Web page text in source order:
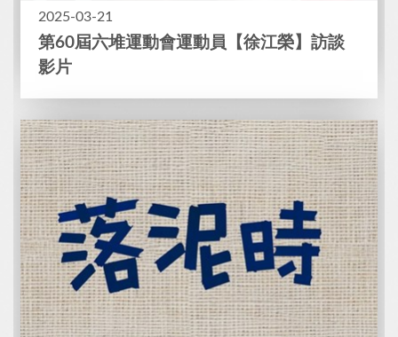
2025-03-21
第60屆六堆運動會運動員【徐江榮】訪談
影片